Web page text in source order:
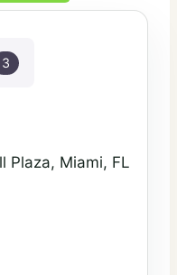
3
Plaza, Miami, FL